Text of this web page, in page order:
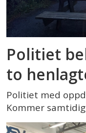
Politiet
to
Politiet med
Kommer